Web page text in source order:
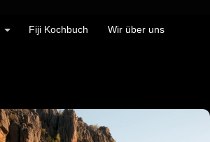
Fiji Kochbuch Wir über uns